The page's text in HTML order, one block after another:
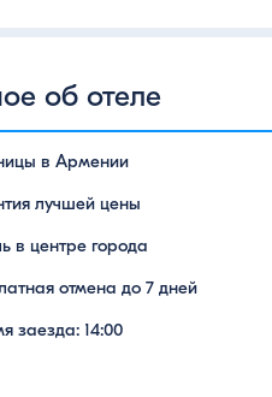
об отеле
в Армении
лучшей цены
в центре города
отмена до 7 дней
заезда: 14:00